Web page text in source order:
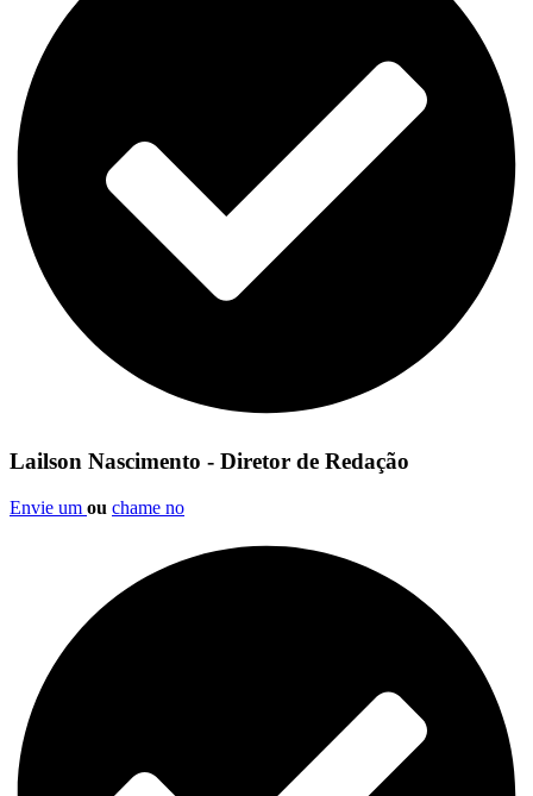
Lailson Nascimento - Diretor de Redação
Envie um ou chame no